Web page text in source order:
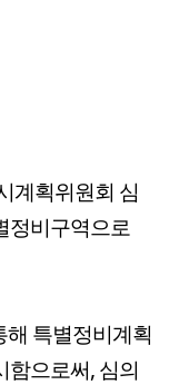
계획위원회 심
정비구역으로
특별정비계획
함으로써, 심의